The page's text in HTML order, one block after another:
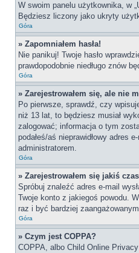
W swoim panelu użytkownika, w
Będziesz liczony jako ukryty
Góra
» Zapomniałem hasła!
Nie panikuj! Twoje hasło
prawdopodobnie niedługo znów
Góra
» Zarejestrowałem się, ale nie
Po pierwsze, sprawdź, czy
niż 13 lat, to będziesz musiał
zalogować; informacja o tym
podałeś/aś nieprawidłowy adres
administratorem.
Góra
» Zarejestrowałem się jakiś
Spróbuj znaleźć adres e-mail
Twoje konto z jakiegoś powodu.
raz i być bardziej
Góra
» Czym jest COPPA?
COPPA, albo Child Online